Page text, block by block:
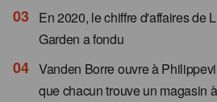
En 2020, le chiffre d'affaires de
Garden a fondu
Vanden Borre ouvre à
que chacun trouve un magasin